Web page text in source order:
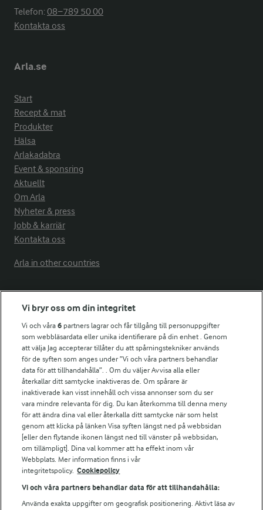
Telefon:08−789 50 00
Kontakta oss
Arla.se
Start
Recept & mat
Produkter
Hälsa
Arlakadabra
Event & sponsring
Aktuellt
Om Arla
Nyheter & press
Jobb & karriär
Kontakta oss
Arla in other countries
Fler Arlasajter
För ägare
Arlas kundportal
Arla.com
Falbygdens Ost
Arla webbshop
Bildbank
Följ oss
Vi bryr oss om din integritet
Vi och våra6 partners lagrar och får tillgång till personuppgifter
som webbläsardata eller unika identifierare på din enhet . Genom
att välja Jag accepterar tillåter du att spårningstekniker används
för de syften som anges under ”Vi och våra partners behandlar
data för att tillhandahålla”. . Om du väljer Avvisa alla eller
återkallar ditt samtycke inaktiveras de. Om spårare är
inaktiverade kan visst innehåll och vissa annonser som du ser
vara mindre relevanta för dig. Du kan återkomma till denna meny
för att ändra dina val eller återkalla ditt samtycke när som helst
genom att klicka på länken Visa syften längst ned på webbsidan
[eller den flytande ikonen längst ned till vänster på webbsidan,
om tillämpligt]. Dina val kommer att ha effekt inom vår
Webbplats. Mer information finns i vår
integritetspolicy. Cookiepolicy
Vi och våra partners behandlar data för att tillhandahålla:
Använda exakta uppgifter om geografisk positionering. Aktivt läsa av